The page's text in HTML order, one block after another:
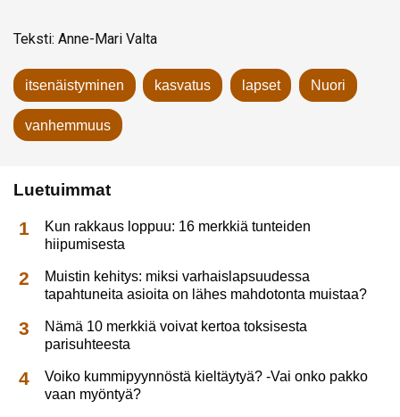
Teksti: Anne-Mari Valta
itsenäistyminen kasvatus lapset Nuori
vanhemmuus
Luetuimmat
Kun rakkaus loppuu: 16 merkkiä tunteiden
hiipumisesta
Muistin kehitys: miksi varhaislapsuudessa
tapahtuneita asioita on lähes mahdotonta muistaa?
Nämä 10 merkkiä voivat kertoa toksisesta
parisuhteesta
Voiko kummipyynnöstä kieltäytyä? -Vai onko pakko
vaan myöntyä?